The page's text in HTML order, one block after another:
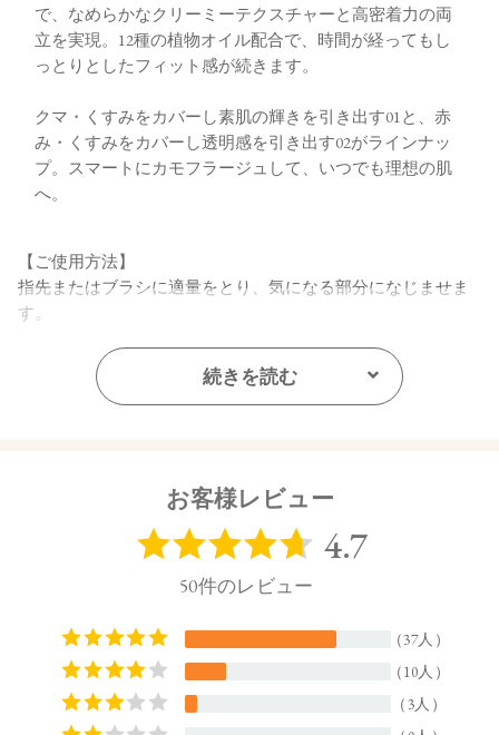
で、なめらかなクリーミーテクスチャーと高密着力の両
立を実現。12種の植物オイル配合で、時間が経ってもし
っとりとしたフィット感が続きます。
クマ・くすみをカバーし素肌の輝きを引き出す01と、赤
み・くすみをカバーし透明感を引き出す02がラインナッ
プ。スマートにカモフラージュして、いつでも理想の肌
へ。
【ご使用方法】
指先またはブラシに適量をとり、気になる部分になじませま
す。
【内容量】
左上：トリ（カプリル酸／カプリン酸）グリセリル、ミリス
ステアリン酸ポリグリセリル－2、シリカ、セスキイソステア
物、トコフェロール、水酸化Al、アボカド油、アルガニアス
ピノサ核油、オプンチアフィクスインジカ種子油、スクワラ
ン、ホホバ種子油、ローズマリー葉油、アーモンド油、アン
ズ核油、オリーブ果実油、カニナバラ果実油、マカデミア種
続きを読む
お客様レビュー